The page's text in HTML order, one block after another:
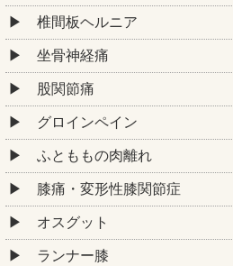
椎間板ヘルニア
坐骨神経痛
股関節痛
グロインペイン
ふとももの肉離れ
膝痛・変形性膝関節症
オスグット
ランナー膝